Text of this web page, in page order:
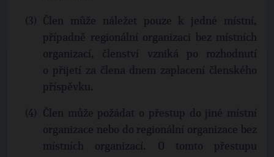
Člen může náležet pouze k jedné místní,
případně regionální organizaci bez místních
organizací, členství vzniká po rozhodnutí
o přijetí za člena dnem zaplacení členského
příspěvku.
Člen může požádat o přestup do jiné místní
organizace nebo do regionální organizace bez
místních organizací. O tomto přestupu